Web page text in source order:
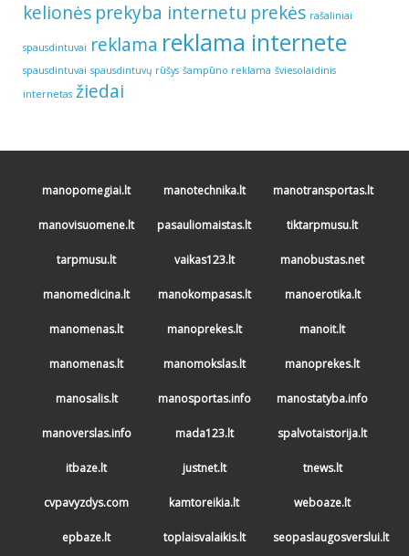
kelionės prekyba internetu prekės rašaliniai
spausdintuvai reklama reklama internete
spausdintuvai spausdintuvų rūšys šampūno reklama šviesolaidinis
internetas žiedai
manopomegiai.lt manotechnika.lt manotransportas.lt
manovisuomene.lt pasauliomaistas.lt tiktarpmusu.lt
tarpmusu.lt vaikas123.lt manobustas.net
manomedicina.lt manokompasas.lt manoerotika.lt
manomenas.lt manoprekes.lt manoit.lt
manomenas.lt manomokslas.lt manoprekes.lt
manosalis.lt manosportas.info manostatyba.info
manoverslas.info mada123.lt spalvotaistorija.lt
itbaze.lt justnet.lt tnews.lt
cvpavyzdys.com kamtoreikia.lt weboaze.lt
epbaze.lt toplaisvalaikis.lt seopaslaugosverslui.lt